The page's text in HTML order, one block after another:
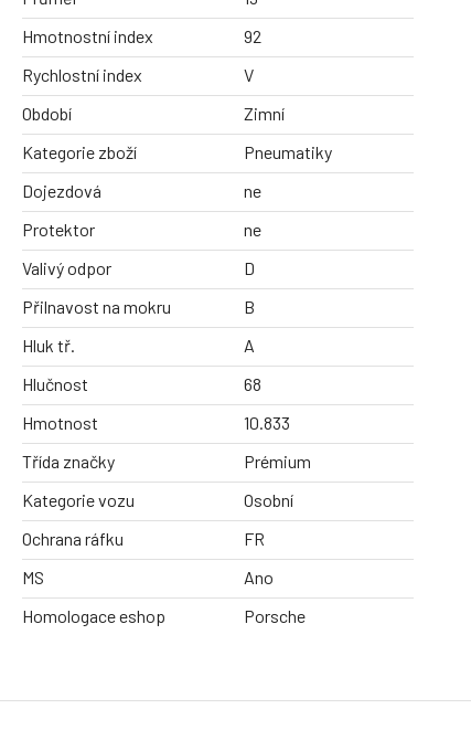
Hmotnostní index
92
Rychlostní index
V
Období
Zimní
Kategorie zboží
Pneumatiky
Dojezdová
ne
Protektor
ne
Valivý odpor
D
Přilnavost na mokru
B
Hluk tř.
A
Hlučnost
68
Hmotnost
10.833
Třída značky
Prémium
Kategorie vozu
Osobní
Ochrana ráfku
FR
MS
Ano
Homologace eshop
Porsche